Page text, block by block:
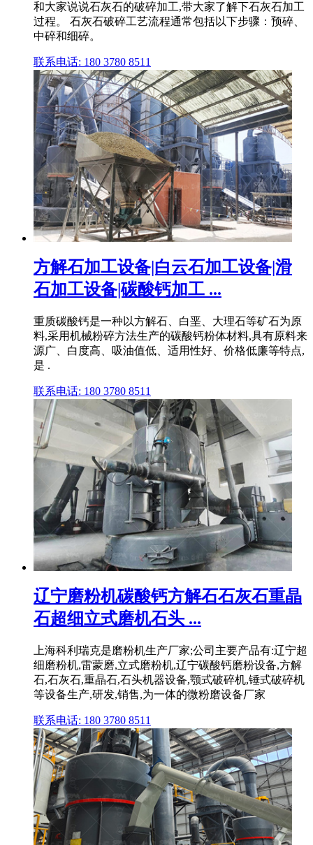
和大家说说石灰石的破碎加工,带大家了解下石灰石加工
过程。 石灰石破碎工艺流程通常包括以下步骤：预碎、
中碎和细碎。
联系电话: 180 3780 8511
方解石加工设备|白云石加工设备|滑
石加工设备|碳酸钙加工 ...
重质碳酸钙是一种以方解石、白垩、大理石等矿石为原
料,采用机械粉碎方法生产的碳酸钙粉体材料,具有原料来
源广、白度高、吸油值低、适用性好、价格低廉等特点,
是 .
联系电话: 180 3780 8511
辽宁磨粉机碳酸钙方解石石灰石重晶
石超细立式磨机石头 ...
上海科利瑞克是磨粉机生产厂家;公司主要产品有:辽宁超
细磨粉机,雷蒙磨,立式磨粉机,辽宁碳酸钙磨粉设备,方解
石,石灰石,重晶石,石头机器设备,颚式破碎机,锤式破碎机
等设备生产,研发,销售,为一体的微粉磨设备厂家
联系电话: 180 3780 8511